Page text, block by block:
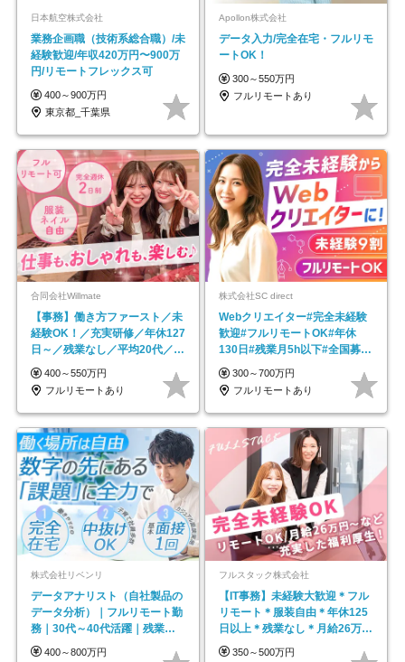
日本航空株式会社
業務企画職（技術系総合職）/未
経験歓迎/年収420万円〜900万
円/リモートフレックス可
400～900万円
東京都_千葉県
Apollon株式会社
データ入力/完全在宅・フルリモ
ートOK！
300～550万円
フルリモートあり
合同会社Willmate
【事務】働き方ファースト／未
経験OK！／充実研修／年休127
日～／残業なし／平均20代／リ
モートOK
400～550万円
フルリモートあり
株式会社SC direct
Webクリエイター#完全未経験
歓迎#フルリモートOK#年休
130日#残業月5h以下#全国募集
#最大1年の研修
300～700万円
フルリモートあり
株式会社リベンリ
データアナリスト（自社製品の
データ分析）｜フルリモート勤
務｜30代～40代活躍｜残業少
なめ｜子育て社員多数活躍
400～800万円
フルスタック株式会社
【IT事務】未経験大歓迎＊フル
リモート＊服装自由＊年休125
日以上＊残業なし＊月給26万円
以上
350～500万円